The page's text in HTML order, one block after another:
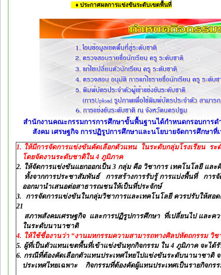
♦ ประกาศผลการแข่งขันระดับเขตพื้นที่
สำนักงานคณะกรรมการการศึกษาขั้นพื้นฐานได้กำหนดกรอบการ
สังคม เศรษฐกิจ การปฏิรูปการศึกษาและนโยบายจัดการศึกษา
1. ให้มีการจัดการแข่งขันคัดเลือกตัวแทน ในระดับกลุ่มโรงเรียน ร
โดยจัดงานระดับชาติใน 4 ภูมิภาค
2. ให้จัดการแข่งขันแยกออกเป็น 3 กลุ่ม คือ วิชาการ เทคโนโลยี แล
ทั้งจากการประชาสัมพันธ์ การสร้างการรับรู้ การแบ่งพื้นที่ การจั
ออกมานำเสนอต่อสาธารณชนให้เป็นที่ประจักษ์
3. การจัดการแข่งขันในกลุ่มวิชาการและเทคโนโลยี ควรปรับให้สอ
21
สภาพสังคมเศรษฐกิจ และการปฏิรูปการศึกษา ที่เปลี่ยนไป และค
ในระดับนานาชาติ
4. ให้ใช้ชื่องานว่า “งานมหกรรมความสามารถทางศิลปหัตถกรรม วิช
5. ผู้ที่เป็นตัวแทนเขตพื้นที่เข้าแข่งขันทุกกิจกรรม ใน 4 ภูมิภาค จะได้
6. กรณีที่ต้องคัดเลือกตัวแทนประเทศไทยไปแข่งขันระดับนานาชาติ
ประเทศไทยเฉพาะ กิจกรรมที่ต้องคัดผู้แทนประเทศเป็นรายกิจกรร